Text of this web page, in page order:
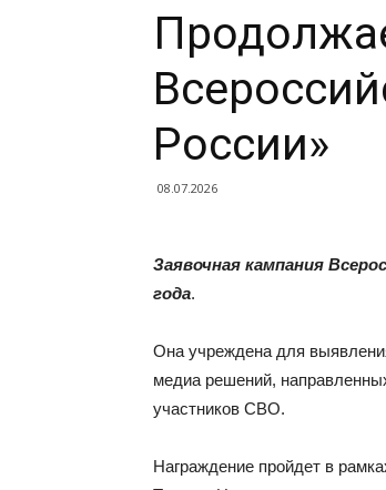
России»
08.07.2026
Заявочная кампания
года.
Она учреждена для
медиа решений,
участников СВО.
Награждение пройдет в